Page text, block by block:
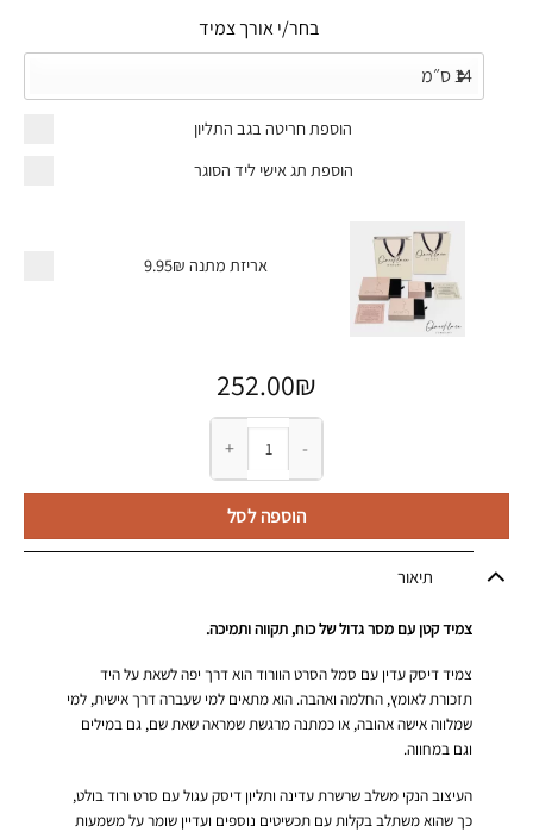
בחר/י אורך צמיד
הוספת חריטה בגב התליון
הוספת תג אישי ליד הסוגר
אריזת מתנה 9.95₪
252.00₪
כמות של צמיד דיסק סרט ורוד למודעות לסרטן השד
הוספה לסל
תיאור
צמיד קטן עם מסר גדול של כוח, תקווה ותמיכה.
צמיד דיסק עדין עם סמל הסרט הוורוד הוא דרך יפה לשאת על היד
תזכורת לאומץ, החלמה ואהבה. הוא מתאים למי שעברה דרך אישית, למי
שמלווה אישה אהובה, או כמתנה מרגשת שמראה שאת שם, גם במילים
וגם במחווה.
העיצוב הנקי משלב שרשרת עדינה ותליון דיסק עגול עם סרט ורוד בולט,
כך שהוא משתלב בקלות עם תכשיטים נוספים ועדיין שומר על משמעות